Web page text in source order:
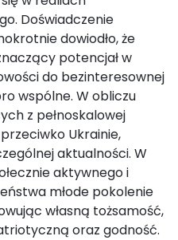
Doświadczenie
dowiodło, że
potencjał w
do bezinteresownej
wspólne. W obliczu
z pełnoskalowej
Ukrainie,
aktualności. W
aktywnego i
młode pokolenie
własną tożsamość,
oraz godność.